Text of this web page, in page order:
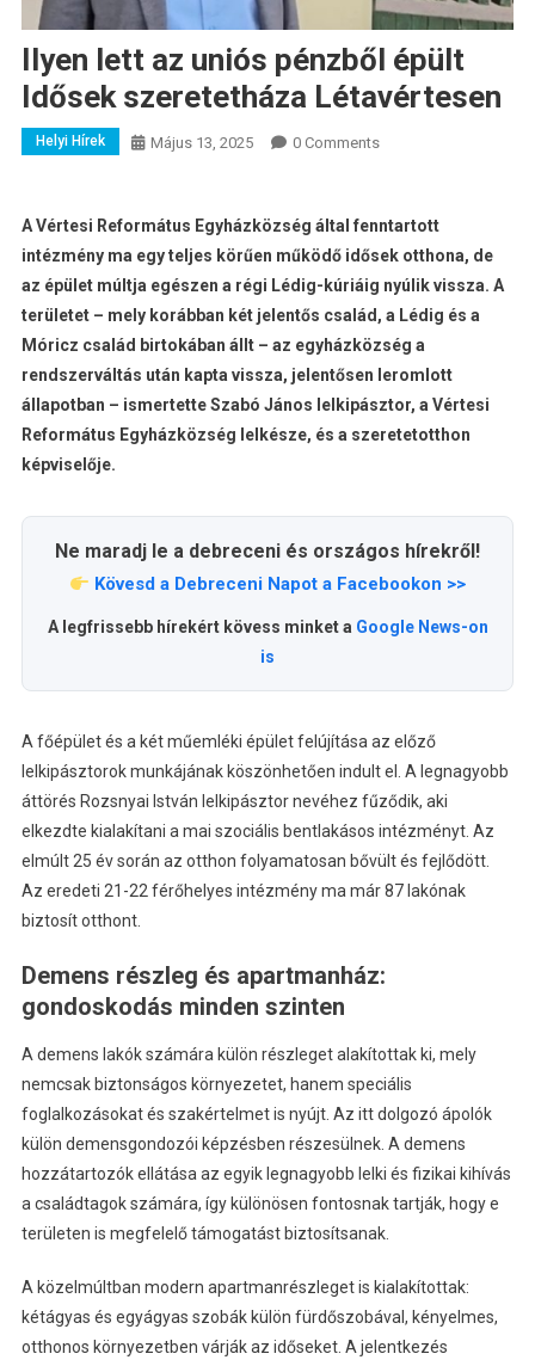
Ilyen lett az uniós pénzből épült
Idősek szeretetháza Létavértesen
Helyi Hírek Május 13, 2025 0 Comments
A Vértesi Református Egyházközség által fenntartott
intézmény ma egy teljes körűen működő idősek otthona, de
az épület múltja egészen a régi Lédig-kúriáig nyúlik vissza. A
területet – mely korábban két jelentős család, a Lédig és a
Móricz család birtokában állt – az egyházközség a
rendszerváltás után kapta vissza, jelentősen leromlott
állapotban – ismertette Szabó János lelkipásztor, a Vértesi
Református Egyházközség lelkésze, és a szeretetotthon
képviselője.
Ne maradj le a debreceni és országos hírekről!
Kövesd a Debreceni Napot a Facebookon >>
A legfrissebb hírekért kövess minket a Google News-on
is
A főépület és a két műemléki épület felújítása az előző
lelkipásztorok munkájának köszönhetően indult el. A legnagyobb
áttörés Rozsnyai István lelkipásztor nevéhez fűződik, aki
elkezdte kialakítani a mai szociális bentlakásos intézményt. Az
elmúlt 25 év során az otthon folyamatosan bővült és fejlődött.
Az eredeti 21-22 férőhelyes intézmény ma már 87 lakónak
biztosít otthont.
Demens részleg és apartmanház:
gondoskodás minden szinten
A demens lakók számára külön részleget alakítottak ki, mely
nemcsak biztonságos környezetet, hanem speciális
foglalkozásokat és szakértelmet is nyújt. Az itt dolgozó ápolók
külön demensgondozói képzésben részesülnek. A demens
hozzátartozók ellátása az egyik legnagyobb lelki és fizikai kihívás
a családtagok számára, így különösen fontosnak tartják, hogy e
területen is megfelelő támogatást biztosítsanak.
A közelmúltban modern apartmanrészleget is kialakítottak:
kétágyas és egyágyas szobák külön fürdőszobával, kényelmes,
otthonos környezetben várják az időseket. A jelentkezés